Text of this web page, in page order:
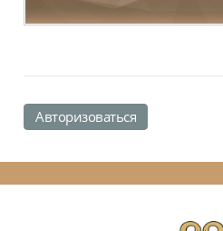
Авторизоваться